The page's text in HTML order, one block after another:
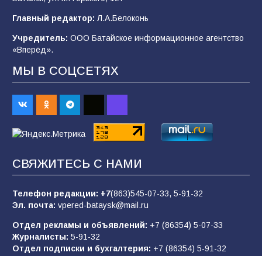
В детском саду № 35 дети освоили
строительные профессии в ходе
спортивного праздника
91
Батайским спортсменам вручили награды
70 08.08.2026
Евгений Остапенко
Батайчане вышли в финал Всероссийского
конкурса «Большая перемена»
Главный редактор: Л.А.Белоконь
Учредитель: ООО Батайское информационное агентство
«Вперёд».
МЫ В СОЦСЕТЯХ
СВЯЖИТЕСЬ С НАМИ
Телефон редакции: +7(863)545-07-33, 5-91-32
Эл. почта: vpered-bataysk@mail.ru
Отдел рекламы и объявлений: +7 (86354) 5-07-33
Журналисты: 5-91-32
Отдел подписки и бухгалтерия: +7 (86354) 5-91-32